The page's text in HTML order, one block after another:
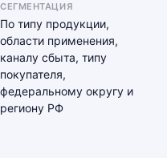
СЕГМЕНТАЦИЯ
По типу продукции,
области применения,
каналу сбыта, типу
покупателя,
федеральному округу и
региону РФ